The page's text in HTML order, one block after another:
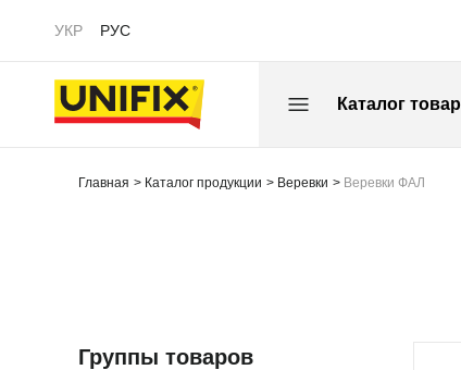
УКР РУС
Каталог
Главная Каталог продукции Веревки Веревки ФАЛ
Группы товаров